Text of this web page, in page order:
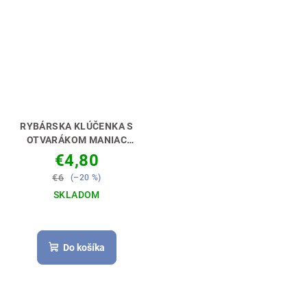
RYBÁRSKA KLÚČENKA S
OTVARÁKOM MANIAC
CATFISH [SUMEC]
PERFEKTNÝ DARČEK PRE
RYBÁRA🎣🎁
€4,80
€6 (–20 %)
SKLADOM
Do košíka